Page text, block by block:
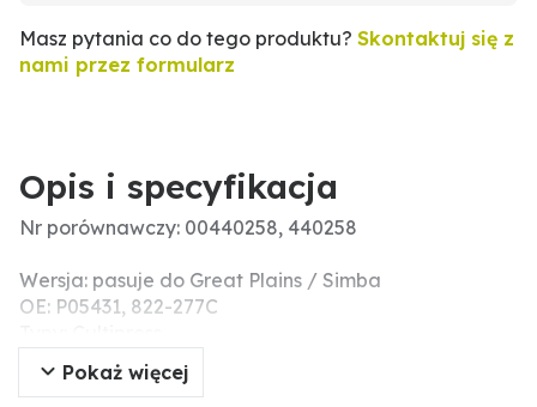
Masz pytania co do tego produktu? Skontaktuj się z
nami przez formularz
Opis i specyfikacja
Nr porównawczy: 00440258, 440258
Wersja: pasuje do Great Plains / Simba
OE: P05431, 822-277C
Pokaż więcej